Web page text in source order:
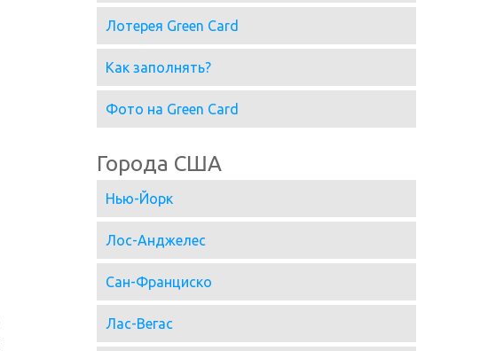
Лотерея Green Card
Как заполнять?
Фото на Green Card
Города США
Нью-Йорк
Лос-Анджелес
Сан-Франциско
Лас-Вегас